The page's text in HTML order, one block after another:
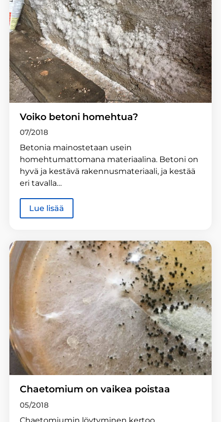
Voiko betoni homehtua?
07/2018
Betonia mainostetaan usein
homehtumattomana materiaalina. Betoni on
hyvä ja kestävä rakennusmateriaali, ja kestää
eri tavalla…
Lue lisää
Chaetomium on vaikea poistaa
05/2018